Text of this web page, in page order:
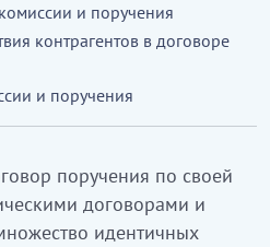
и поручения
контрагентов в договоре
и поручения
поручения по своей
договорами и
идентичных